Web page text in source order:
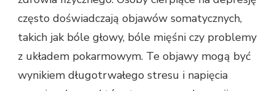
często doświadczają objawów somatycznych,
takich jak bóle głowy, bóle mięśni czy problemy
z układem pokarmowym. Te objawy mogą być
wynikiem długotrwałego stresu i napięcia